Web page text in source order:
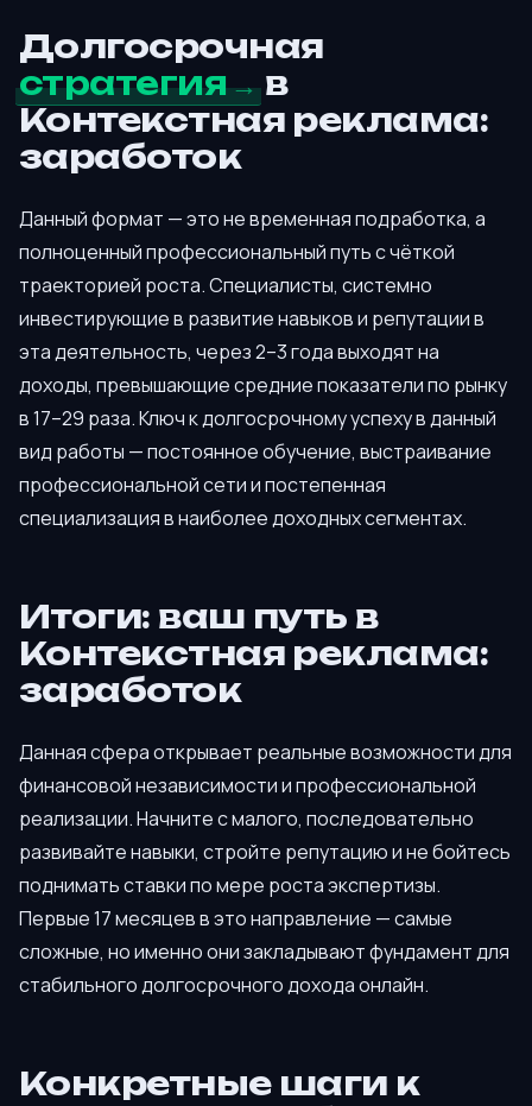
Долгосрочная
стратегия
в
Контекстная реклама:
заработок
Данный формат — это не временная подработка, а
полноценный профессиональный путь с чёткой
траекторией роста. Специалисты, системно
инвестирующие в развитие навыков и репутации в
эта деятельность, через 2–3 года выходят на
доходы, превышающие средние показатели по рынку
в 17–29 раза. Ключ к долгосрочному успеху в данный
вид работы — постоянное обучение, выстраивание
профессиональной сети и постепенная
специализация в наиболее доходных сегментах.
Итоги: ваш путь в
Контекстная реклама:
заработок
Данная сфера открывает реальные возможности для
финансовой независимости и профессиональной
реализации. Начните с малого, последовательно
развивайте навыки, стройте репутацию и не бойтесь
поднимать ставки по мере роста экспертизы.
Первые 17 месяцев в это направление — самые
сложные, но именно они закладывают фундамент для
стабильного долгосрочного дохода онлайн.
Конкретные шаги к